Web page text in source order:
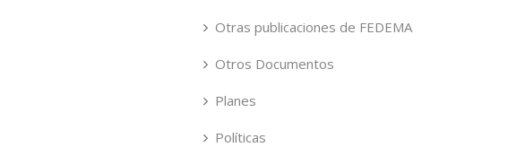
Otras publicaciones de FEDEMA
Otros Documentos
Planes
Políticas